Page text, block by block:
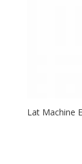
Lat Machine